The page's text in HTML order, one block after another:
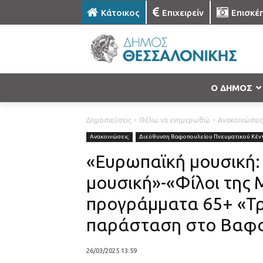
Κάτοικος Επιχειρείν
Ο ΔΗΜΟΣ
Δημοσιεύσεις Θέλω να ενημερωθώ Ανακοινώσεις
Ανακοινώσεις Διεύθυνση Βαφοπουλείου Πνευματικού
«Ευρωπαϊκή
μουσική»-«Φίλοι της
προγράμματα 65+
παράσταση στο
26/03/2025 13:59